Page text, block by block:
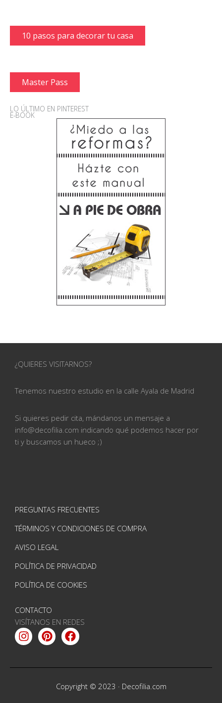
10 pasos para decorar tu casa
Master Pass
LO ÚLTIMO EN PINTEREST
E-BOOK
¿QUIERES VISITARNOS?
Tenemos nuestro estudio en la calle Ayala de Madrid
Si quieres pedir cita, mándanos un mensaje a
info@decofilia.com indicando qué podemos hacer por
ti y buscamos un hueco ;)
PREGUNTAS FRECUENTES
TÉRMINOS Y CONDICIONES DE COMPRA
AVISO LEGAL
POLÍTICA DE PRIVACIDAD
POLÍTICA DE COOKIES
CONTACTO
VISÍTANOS EN REDES
Instagram
PinterestFacebook
Copyright © 2023 · Decofilia.com